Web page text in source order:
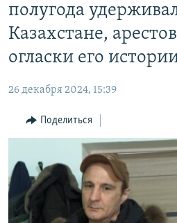
содержанию
Вернутся
главной
Вернутся
поиску
ВОЙНА В УКРАИНЕ
КЫРГЫЗЧА
ЎЗБЕКЧА
TÜRKMENÇE
ПОДПИШИТЕСЬ НА НАС В СОЦСЕТЯХ
Все сайты РСЕ/РС
полугода
Казахстане,
огласки его
26 декабря 2024, 15:39
Поделиться